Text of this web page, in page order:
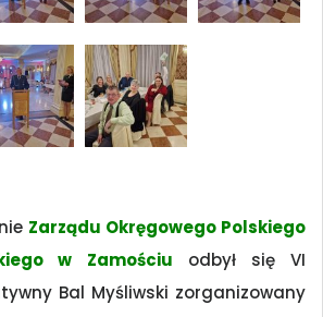
Zarządu Okręgowego Polskiego
w Zamościu odbył się VI
Bal Myśliwski zorganizowany